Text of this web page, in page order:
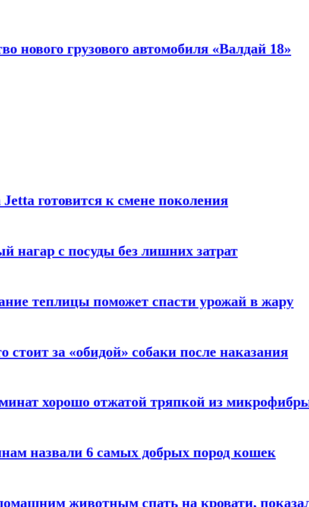
нового грузового автомобиля «Валдай 18»
готовится к смене поколения
нагар с посуды без лишних затрат
теплицы поможет спасти урожай в жару
стоит за «обидой» собаки после наказания
хорошо отжатой тряпкой из
назвали 6 самых добрых пород кошек
животным спать на кровати,